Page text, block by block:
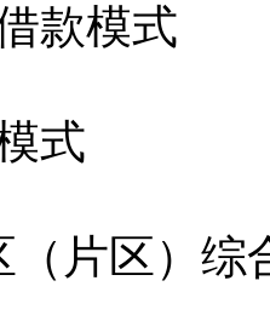
款模式
式
区）综